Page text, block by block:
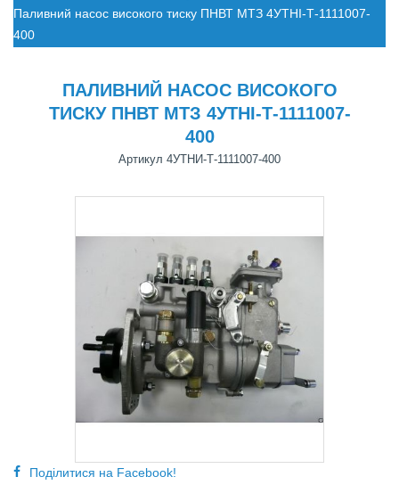
Паливний насос високого тиску ПНВТ МТЗ 4УТНІ-Т-1111007-
400
ПАЛИВНИЙ НАСОС ВИСОКОГО
ТИСКУ ПНВТ МТЗ 4УТНІ-Т-1111007-
400
Артикул 4УТНИ-Т-1111007-400
Поділитися на Facebook!